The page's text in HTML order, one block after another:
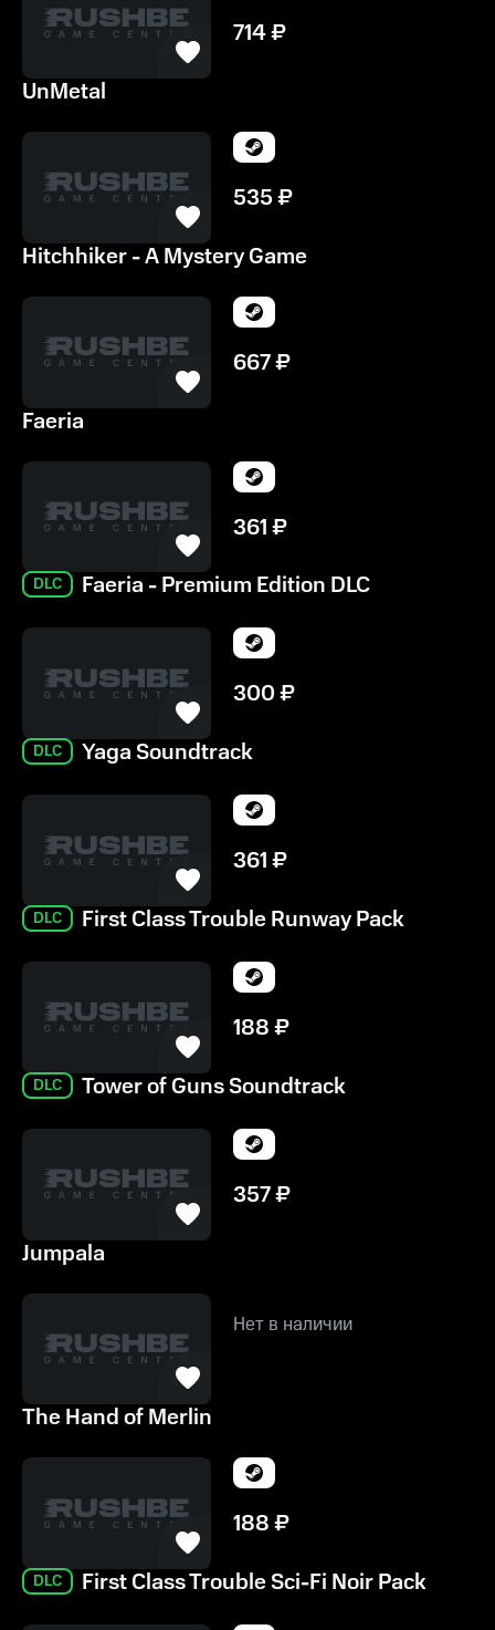
714₽
UnMetal
535₽
Hitchhiker - A Mystery Game
667₽
Faeria
361₽
DLC Faeria - Premium Edition DLC
300₽
DLC Yaga Soundtrack
361₽
DLC First Class Trouble Runway Pack
188₽
DLC Tower of Guns Soundtrack
357₽
Jumpala
Нет в наличии
The Hand of Merlin
188₽
DLC First Class Trouble Sci-Fi Noir Pack